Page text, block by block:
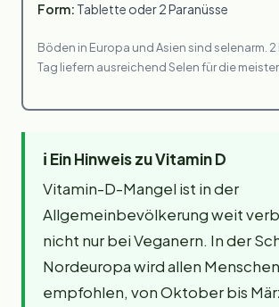
Form: Tablette oder 2 Paranüsse
Böden in Europa und Asien sind selenarm.
Tag liefern ausreichend Selen für die
ℹ️ Ein Hinweis zu Vitamin D
Vitamin-D-Mangel ist in der
Allgemeinbevölkerung weit
nicht nur bei Veganern. In der
Nordeuropa wird allen Menschen
empfohlen, von Oktober bis